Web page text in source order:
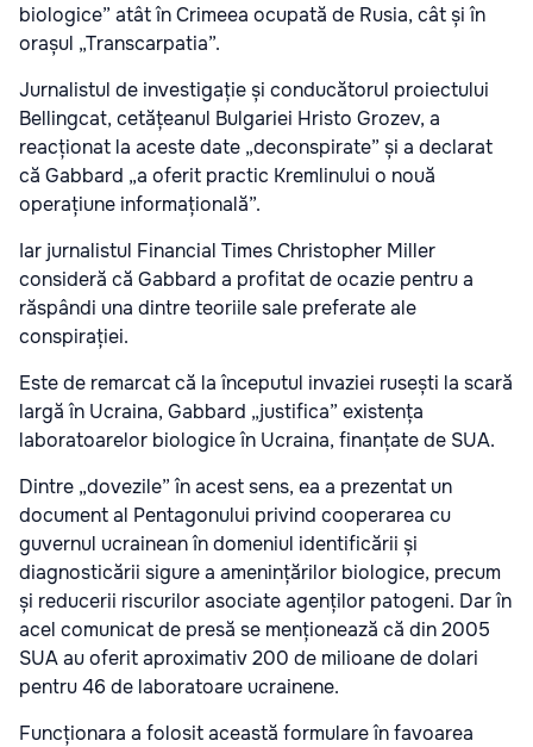
biologice” atât în Crimeea ocupată de Rusia, cât și în
orașul „Transcarpatia”.
Jurnalistul de investigație și conducătorul proiectului
Bellingcat, cetățeanul Bulgariei Hristo Grozev, a
reacționat la aceste date „deconspirate” și a declarat
că Gabbard „a oferit practic Kremlinului o nouă
operațiune informațională”.
Iar jurnalistul Financial Times Christopher Miller
consideră că Gabbard a profitat de ocazie pentru a
răspândi una dintre teoriile sale preferate ale
conspirației.
Este de remarcat că la începutul invaziei rusești la scară
largă în Ucraina, Gabbard „justifica” existența
laboratoarelor biologice în Ucraina, finanțate de SUA.
Dintre „dovezile” în acest sens, ea a prezentat un
document al Pentagonului privind cooperarea cu
guvernul ucrainean în domeniul identificării și
diagnosticării sigure a amenințărilor biologice, precum
și reducerii riscurilor asociate agenților patogeni. Dar în
acel comunicat de presă se menționează că din 2005
SUA au oferit aproximativ 200 de milioane de dolari
pentru 46 de laboratoare ucrainene.
Funcționara a folosit această formulare în favoarea